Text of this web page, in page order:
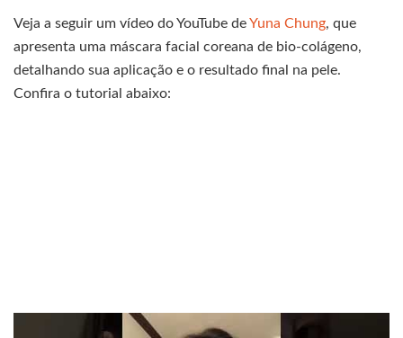
Veja a seguir um vídeo do YouTube deYuna Chung, que
apresenta uma máscara facial coreana de bio-colágeno,
detalhando sua aplicação e o resultado final na pele.
Confira o tutorial abaixo: